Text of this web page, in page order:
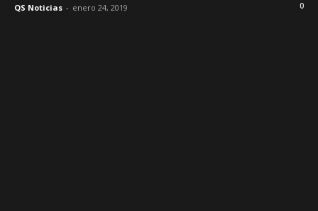
QS Noticias - enero 24, 2019 0